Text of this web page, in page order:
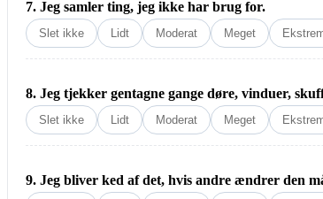
7. Jeg samler ting, jeg ikke har brug for.
Slet ikke Lidt Moderat Meget
8. Jeg tjekker gentagne gange døre, vinduer,
Slet ikke Lidt Moderat Meget
9. Jeg bliver ked af det, hvis andre ændrer den